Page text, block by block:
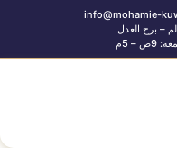
info@mohamie-
– برج العدل
– 5م